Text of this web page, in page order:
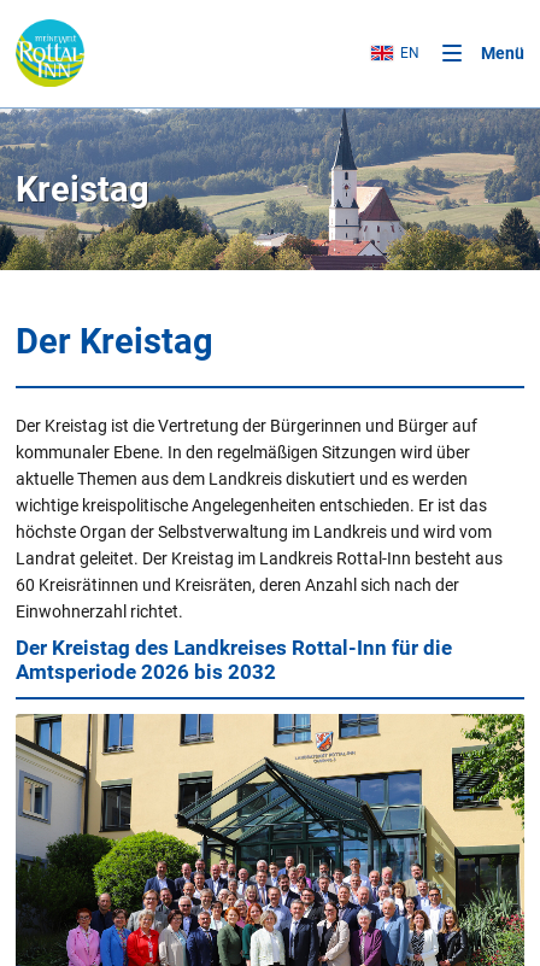
EN Menü
Kreistag
Der Kreistag
Der Kreistag ist die Vertretung der Bürgerinnen und Bürger auf
kommunaler Ebene. In den regelmäßigen Sitzungen wird über
aktuelle Themen aus dem Landkreis diskutiert und es werden
wichtige kreispolitische Angelegenheiten entschieden. Er ist das
höchste Organ der Selbstverwaltung im Landkreis und wird vom
Landrat geleitet. Der Kreistag im Landkreis Rottal-Inn besteht aus
60 Kreisrätinnen und Kreisräten, deren Anzahl sich nach der
Einwohnerzahl richtet.
Der Kreistag des Landkreises Rottal-Inn für die
Amtsperiode 2026 bis 2032